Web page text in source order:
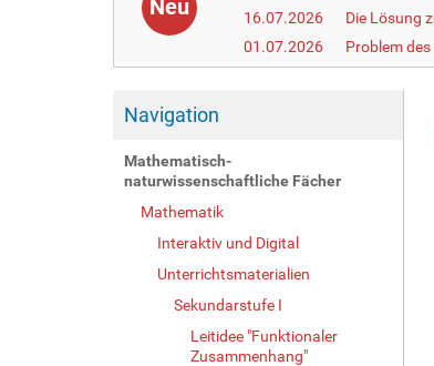
Neu
16.07.2026
Die Lösung
01.07.2026
Problem
Navigation
Mathematisch-
naturwissenschaftliche Fächer
Mathematik
Interaktiv und Digital
Unterrichtsmaterialien
Sekundarstufe I
Leitidee "Funktionaler
Zusammenhang"